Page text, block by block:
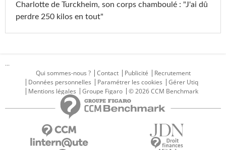
Charlotte de Turckheim, son corps chamboulé : "J'ai dû
perdre 250 kilos en tout"
...
Qui sommes-nous ?
Contact Publicité
Recrutement
Données personnelles
Paramétrer les cookies
Gérer Utiq
Mentions légales
Groupe Figaro © 2026 CCM Benchmark